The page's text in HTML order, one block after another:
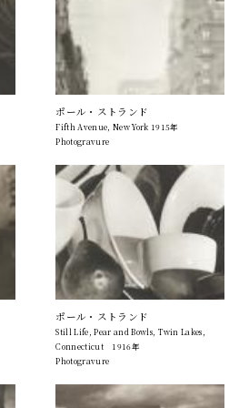
ポール・ストランド
Fifth Avenue, New York 1915年
Photogravure
ポール・ストランド
Still Life, Pear and Bowls, Twin Lakes,
Connecticut 1916年
Photogravure